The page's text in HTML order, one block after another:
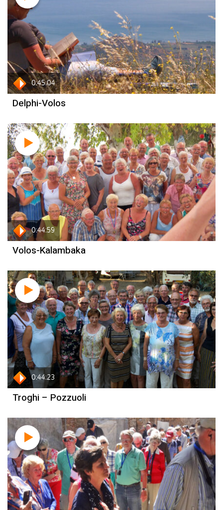
0:45:04
Delphi-Volos
0:44:59
Volos-Kalambaka
0:44:23
Troghi – Pozzuoli